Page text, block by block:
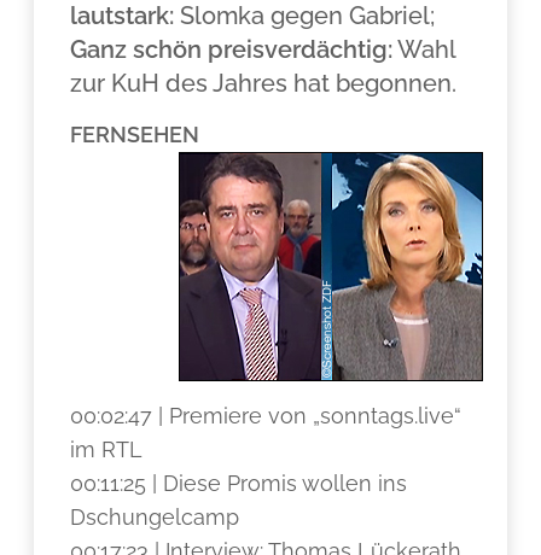
lautstark: Slomka gegen Gabriel;
Ganz schön preisverdächtig: Wahl
zur KuH des Jahres hat begonnen.
FERNSEHEN
00:02:47 | Premiere von „sonntags.live“
im RTL
00:11:25 | Diese Promis wollen ins
Dschungelcamp